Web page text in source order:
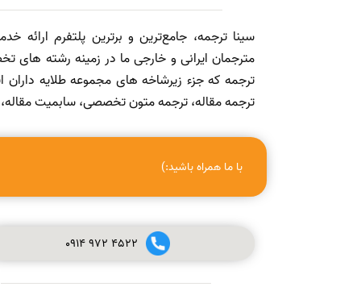
سینا ترجمه، جامع‌ترین و برترین پلتفرم ارائه
مترجمان ایرانی و خارجی ما در زمینه رشته های
ترجمه که جزء زیرشاخه های مجموعه طلایه
ترجمه مقاله، ترجمه متون تخصصی، سابمیت مقاله،
با ما همراه باشید:)
0914972 4522